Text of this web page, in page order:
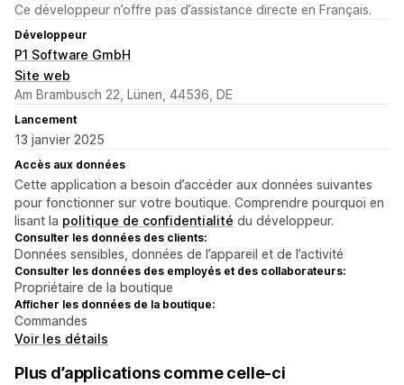
Ce développeur n’offre pas d’assistance directe en Français.
Développeur
P1 Software GmbH
Site web
Am Brambusch 22, Lünen, 44536, DE
Lancement
13 janvier 2025
Accès aux données
Cette application a besoin d’accéder aux données suivantes
pour fonctionner sur votre boutique. Comprendre pourquoi en
lisant la politique de confidentialité du développeur.
Consulter les données des clients:
Données sensibles, données de l’appareil et de l’activité
Consulter les données des employés et des collaborateurs:
Propriétaire de la boutique
Afficher les données de la boutique:
Commandes
Voir les détails
Plus d’applications comme celle-ci